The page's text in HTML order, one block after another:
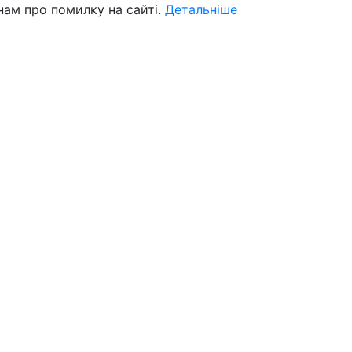
про помилку на сайті. Детальніше